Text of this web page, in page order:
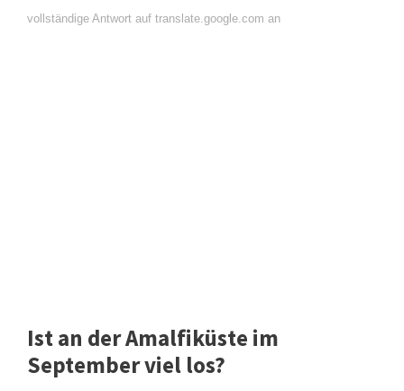
vollständige Antwort auf translate.google.com an
Ist an der Amalfiküste im
September viel los?